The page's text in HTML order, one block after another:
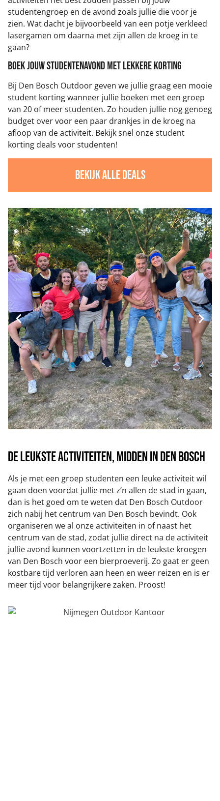
studentengroep en de avond zoals jullie die voor je
zien. Wat dacht je bijvoorbeeld van een potje verkleed
lasergamen om daarna met zijn allen de kroeg in te
gaan?
Boek jouw studentenavond met lekkere korting
Bij Den Bosch Outdoor geven we jullie graag een mooie
student korting wanneer jullie boeken met een groep
van 20 of meer studenten. Zo houden jullie nog genoeg
budget over voor een paar drankjes in de kroeg na
afloop van de activiteit. Bekijk snel onze student
korting deals voor studenten!
Bekijk alle deals
De leukste activiteiten, midden in Den Bosch
Als je met een groep studenten een leuke activiteit wil
gaan doen voordat jullie met z’n allen de stad in gaan,
dan is het goed om te weten dat Den Bosch Outdoor
zich nabij het centrum van Den Bosch bevindt. Ook
organiseren we al onze activiteiten in of naast het
centrum van de stad, zodat jullie direct na de activiteit
jullie avond kunnen voortzetten in de leukste kroegen
van Den Bosch voor een bierproeverij. Zo gaat er geen
kostbare tijd verloren aan heen en weer reizen en is er
meer tijd voor belangrijkere zaken. Proost!